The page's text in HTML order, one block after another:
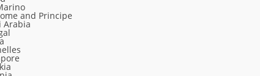
and Principe
Arabia